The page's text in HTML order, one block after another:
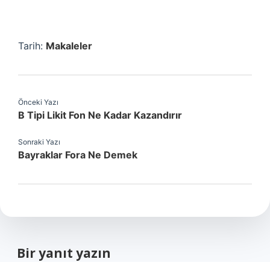
Tarih: Makaleler
Önceki Yazı
B Tipi Likit Fon Ne Kadar Kazandırır
Sonraki Yazı
Bayraklar Fora Ne Demek
Bir yanıt yazın